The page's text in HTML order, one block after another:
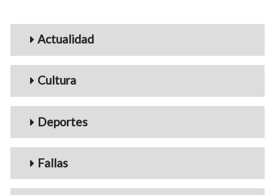
Menu_Videos
Actualidad
Cultura
Deportes
Fallas